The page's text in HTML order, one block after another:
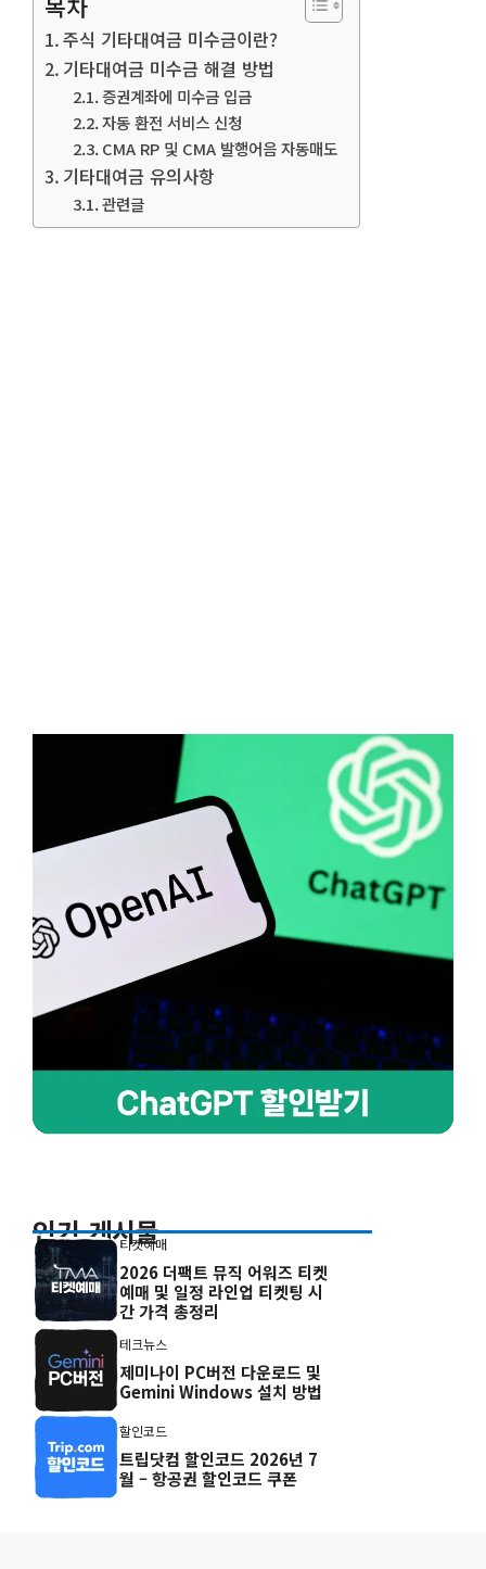
주식 기타대여금 미수금이란?
기타대여금 미수금 해결 방법
증권계좌에 미수금 입금
자동 환전 서비스 신청
CMA RP 및 CMA 발행어음 자동매도
기타대여금 유의사항
관련글
인기 게시물
티켓예매
2026 더팩트 뮤직 어워즈 티켓
예매 및 일정 라인업 티켓팅 시
간 가격 총정리
테크뉴스
제미나이 PC버전 다운로드 및
Gemini Windows 설치 방법
할인코드
트립닷컴 할인코드 2026년 7
월 – 항공권 할인코드 쿠폰